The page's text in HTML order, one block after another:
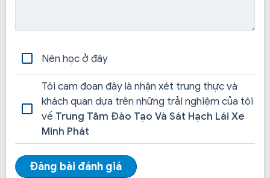
Nên học ở đây
Tôi cam đoan đây là nhận xét trung thực và
khách quan dựa trên những trải nghiệm của tôi
về Trung Tâm Đào Tạo Và Sát Hạch Lái Xe
Minh Phát
Đăng bài đánh giá